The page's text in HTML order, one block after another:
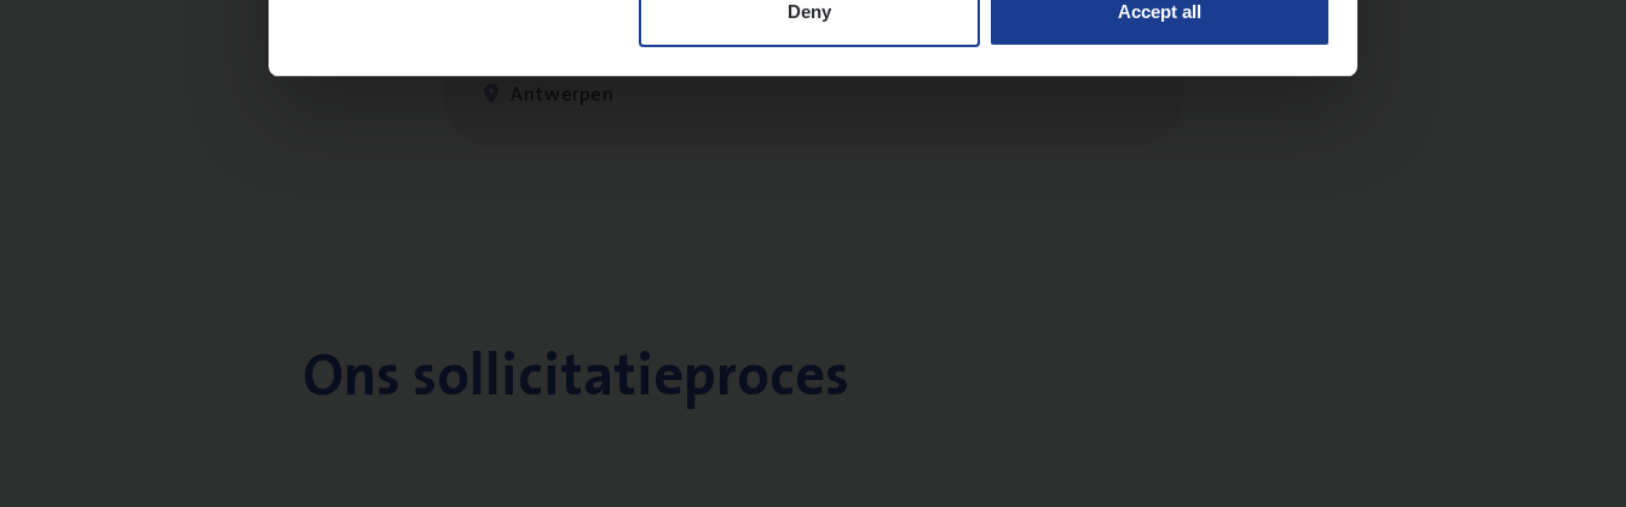
Deny Accept all
Claims Management
Antwerpen
Ons sollicitatieproces